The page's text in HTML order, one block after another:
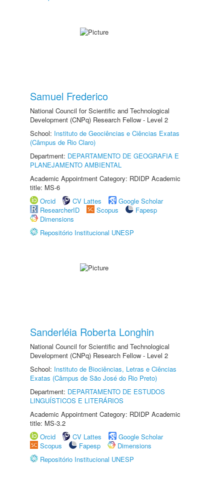
Samuel Frederico
National Council for Scientific and Technological
Development (CNPq) Research Fellow - Level 2
School: Instituto de Geociências e Ciências Exatas
(Câmpus de Rio Claro)
Department: DEPARTAMENTO DE GEOGRAFIA E
PLANEJAMENTO AMBIENTAL
Academic Appointment Category: RDIDP Academic
title: MS-6
Orcid
CV Lattes
Google Scholar
ResearcherID
Scopus
Fapesp
Dimensions
Repositório Institucional UNESP
Sanderléia Roberta Longhin
National Council for Scientific and Technological
Development (CNPq) Research Fellow - Level 2
School: Instituto de Biociências, Letras e Ciências
Exatas (Câmpus de São José do Rio Preto)
Department: DEPARTAMENTO DE ESTUDOS
LINGUÍSTICOS E LITERÁRIOS
Academic Appointment Category: RDIDP Academic
title: MS-3.2
Orcid
CV Lattes
Google Scholar
Scopus
Fapesp
Dimensions
Repositório Institucional UNESP